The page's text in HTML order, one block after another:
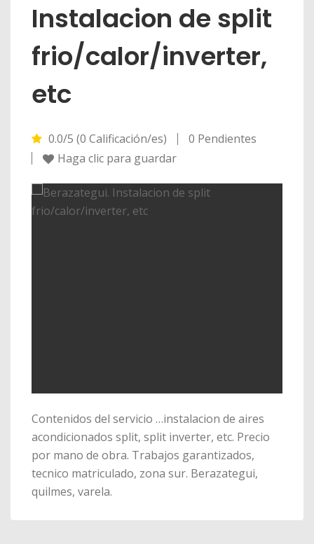
Instalacion de split
frio/calor/inverter,
etc
0.0/5 (0 Calificación/es)
0 Pendientes
Haga clic para guardar
Contenidos del servicio …instalacion de aires
acondicionados split, split inverter, etc. Precio
por mano de obra. Trabajos garantizados,
tecnico matriculado, zona sur. Berazategui,
quilmes, varela.